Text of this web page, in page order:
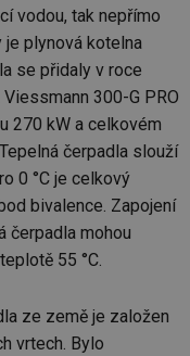
vodou, tak nepřímo
plynová kotelna
se přidaly v roce
300-G PRO
270 kW a celkovém
čerpadla slouží
0 °C je celkový
bivalence. Zapojení
čerpadla mohou
55 °C.
ze země je založen
vrtech. Bylo